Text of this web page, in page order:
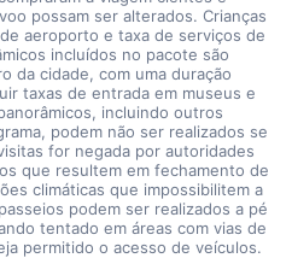
possam ser alterados. Crianças
aeroporto e taxa de serviços de
incluídos no pacote são
da cidade, com uma duração
taxas de entrada em museus e
incluindo outros
podem não ser realizados se
for negada por autoridades
que resultem em fechamento de
climáticas que impossibilitem a
podem ser realizados a pé
tentado em áreas com vias de
permitido o acesso de veículos.